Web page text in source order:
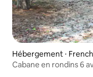
Hébergement ⋅
Cabane en rondins 6